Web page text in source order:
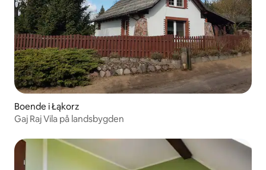
Boende i Łąkorz
Gaj Raj Vila på landsbygden